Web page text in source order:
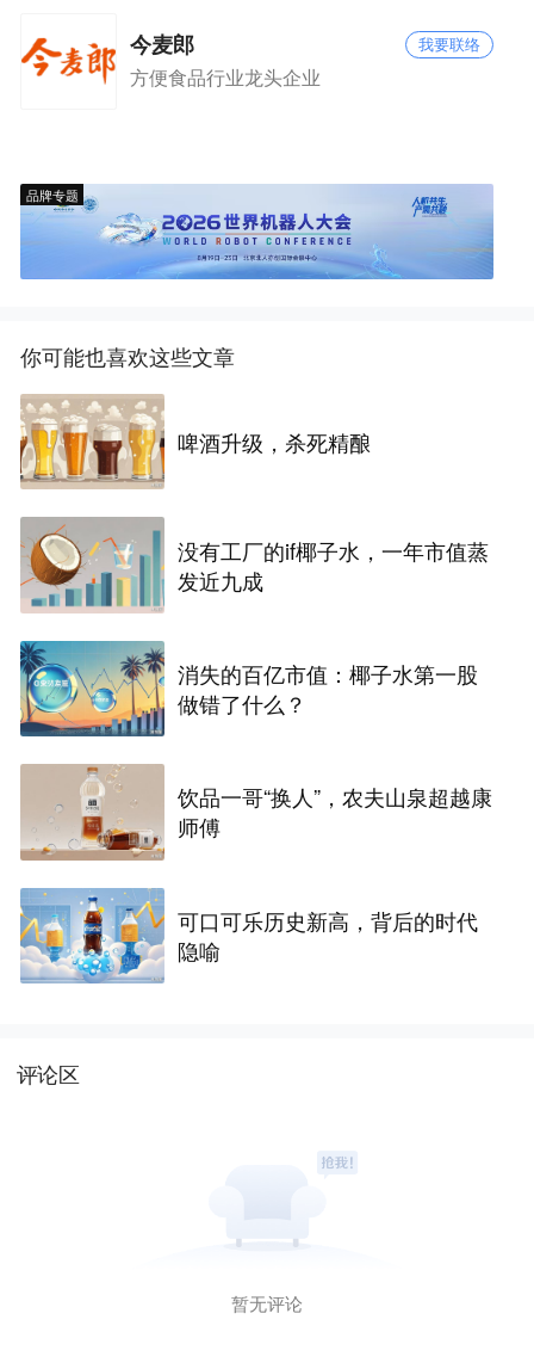
今麦郎 我要联络
方便食品行业龙头企业
品牌专题
你可能也喜欢这些文章
啤酒升级，杀死精酿
没有工厂的if椰子水，一年市值蒸
发近九成
消失的百亿市值：椰子水第一股
做错了什么？
饮品一哥“换人”，农夫山泉超越康
师傅
可口可乐历史新高，背后的时代
隐喻
评论区
暂无评论